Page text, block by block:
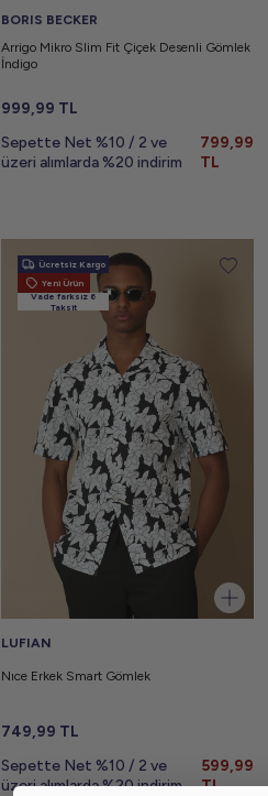
BORIS BECKER
Arrigo Mikro Slim Fit Çiçek Desenli Gömlek
İndigo
999,99 TL
Sepette Net %10 / 2 ve
üzeri alımlarda %20 indirim
799,99
TL
Ücretsiz Kargo
Yeni Ürün
Vade farksız 6
Taksit
LUFIAN
Nıce Erkek Smart Gömlek
749,99 TL
Sepette Net %10 / 2 ve
üzeri alımlarda %20 indirim
599,99
TL